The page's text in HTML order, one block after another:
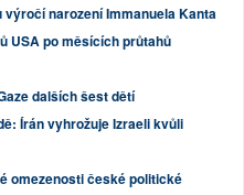
narození Immanuela Kanta
USA po měsících průtahů
dalších šest dětí
Írán vyhrožuje Izraeli kvůli
omezenosti české politické